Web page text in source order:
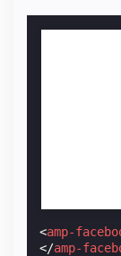
<amp-
</amp-